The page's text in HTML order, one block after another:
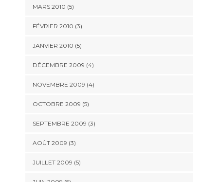
MARS 2010 (5)
FÉVRIER 2010 (3)
JANVIER 2010 (5)
DÉCEMBRE 2009 (4)
NOVEMBRE 2009 (4)
OCTOBRE 2009 (5)
SEPTEMBRE 2009 (3)
AOÛT 2009 (3)
JUILLET 2009 (5)